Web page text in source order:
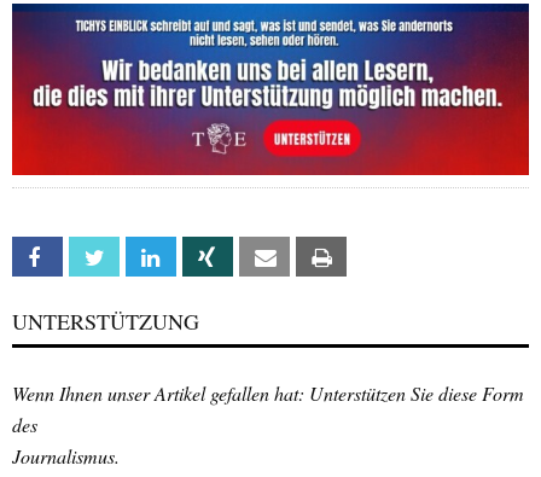
Facebook Twitter Linkedin Xing Email
UNTERSTÜTZUNG
Wenn Ihnen unser Artikel gefallen hat: Unterstützen Sie diese Form
des
Journalismus.